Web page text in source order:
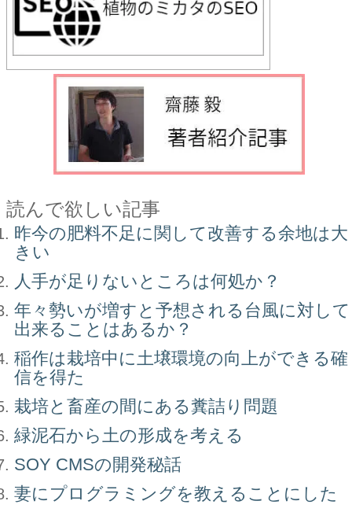
読んで欲しい記事
昨今の肥料不足に関して改善する余地は大
きい
人手が足りないところは何処か？
年々勢いが増すと予想される台風に対して
出来ることはあるか？
稲作は栽培中に土壌環境の向上ができる確
信を得た
栽培と畜産の間にある糞詰り問題
緑泥石から土の形成を考える
SOY CMSの開発秘話
妻にプログラミングを教えることにした